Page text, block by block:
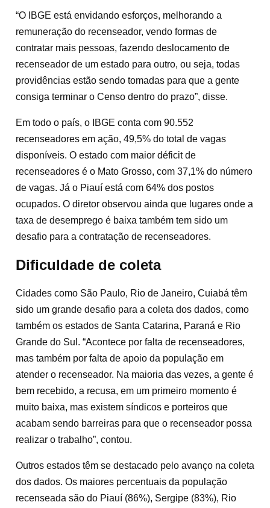
“O IBGE está envidando esforços, melhorando a
remuneração do recenseador, vendo formas de
contratar mais pessoas, fazendo deslocamento de
recenseador de um estado para outro, ou seja, todas
providências estão sendo tomadas para que a gente
consiga terminar o Censo dentro do prazo”, disse.
Em todo o país, o IBGE conta com 90.552
recenseadores em ação, 49,5% do total de vagas
disponíveis. O estado com maior déficit de
recenseadores é o Mato Grosso, com 37,1% do número
de vagas. Já o Piauí está com 64% dos postos
ocupados. O diretor observou ainda que lugares onde a
taxa de desemprego é baixa também tem sido um
desafio para a contratação de recenseadores.
Dificuldade de coleta
Cidades como São Paulo, Rio de Janeiro, Cuiabá têm
sido um grande desafio para a coleta dos dados, como
também os estados de Santa Catarina, Paraná e Rio
Grande do Sul. “Acontece por falta de recenseadores,
mas também por falta de apoio da população em
atender o recenseador. Na maioria das vezes, a gente é
bem recebido, a recusa, em um primeiro momento é
muito baixa, mas existem síndicos e porteiros que
acabam sendo barreiras para que o recenseador possa
realizar o trabalho”, contou.
Outros estados têm se destacado pelo avanço na coleta
dos dados. Os maiores percentuais da população
recenseada são do Piauí (86%), Sergipe (83%), Rio